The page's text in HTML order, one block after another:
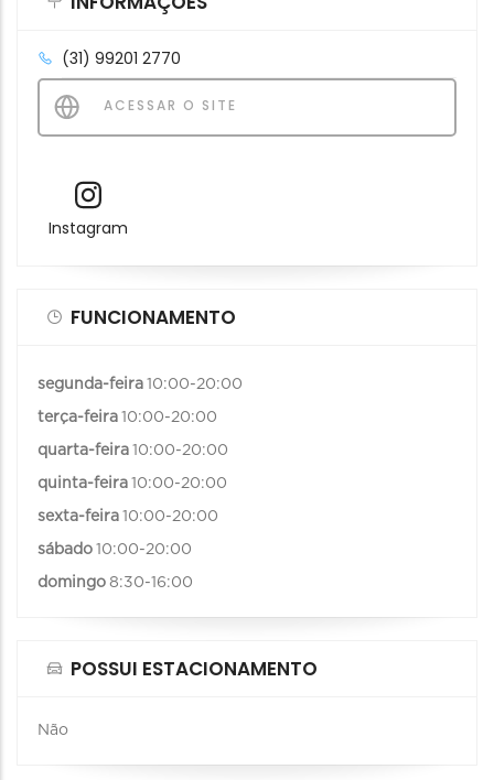
(31) 99201 2770
ACESSAR O SITE
Instagram
FUNCIONAMENTO
segunda-feira 10:00-20:00
terça-feira 10:00-20:00
quarta-feira 10:00-20:00
quinta-feira 10:00-20:00
sexta-feira 10:00-20:00
sábado 10:00-20:00
domingo 8:30-16:00
POSSUI ESTACIONAMENTO
Não